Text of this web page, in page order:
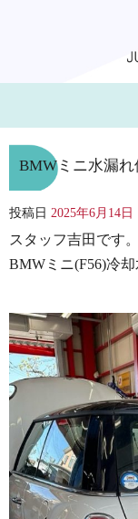
BMWミニ水漏れ
投稿日 2025年6月14日
スタッフ吉田です。
BMWミニ(F56)冷